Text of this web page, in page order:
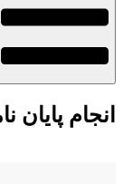
پایان